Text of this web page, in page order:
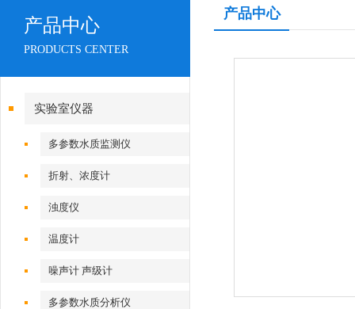
产品中心
PRODUCTS CENTER
实验室仪器
多参数水质监测仪
折射、浓度计
浊度仪
温度计
噪声计 声级计
多参数水质分析仪
产品中心